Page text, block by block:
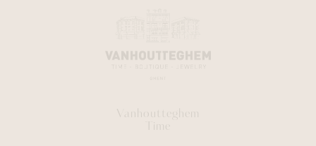
Vanhoutteghem
Time